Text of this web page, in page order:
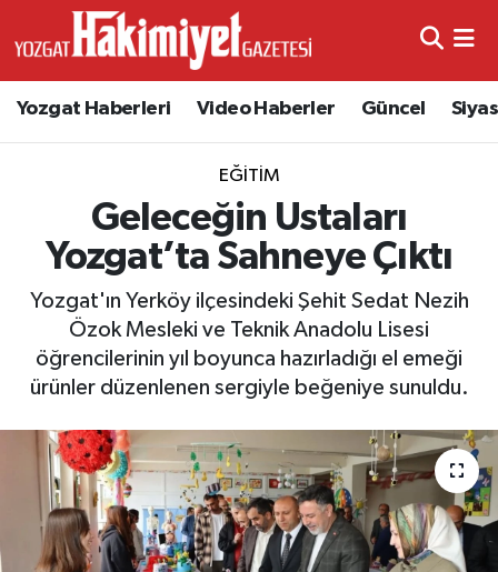
Yozgat Haberleri Video Haberler Güncel
EĞITIM
Geleceğin Ustaları
Yozgat’ta Sahneye Çıktı
Yozgat'ın Yerköy ilçesindeki Şehit Sedat Nezih
Özok Mesleki ve Teknik Anadolu Lisesi
öğrencilerinin yıl boyunca hazırladığı el emeği
ürünler düzenlenen sergiyle beğeniye sunuldu.